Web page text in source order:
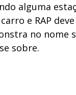
alguma
e RAP
no nome
sobre.